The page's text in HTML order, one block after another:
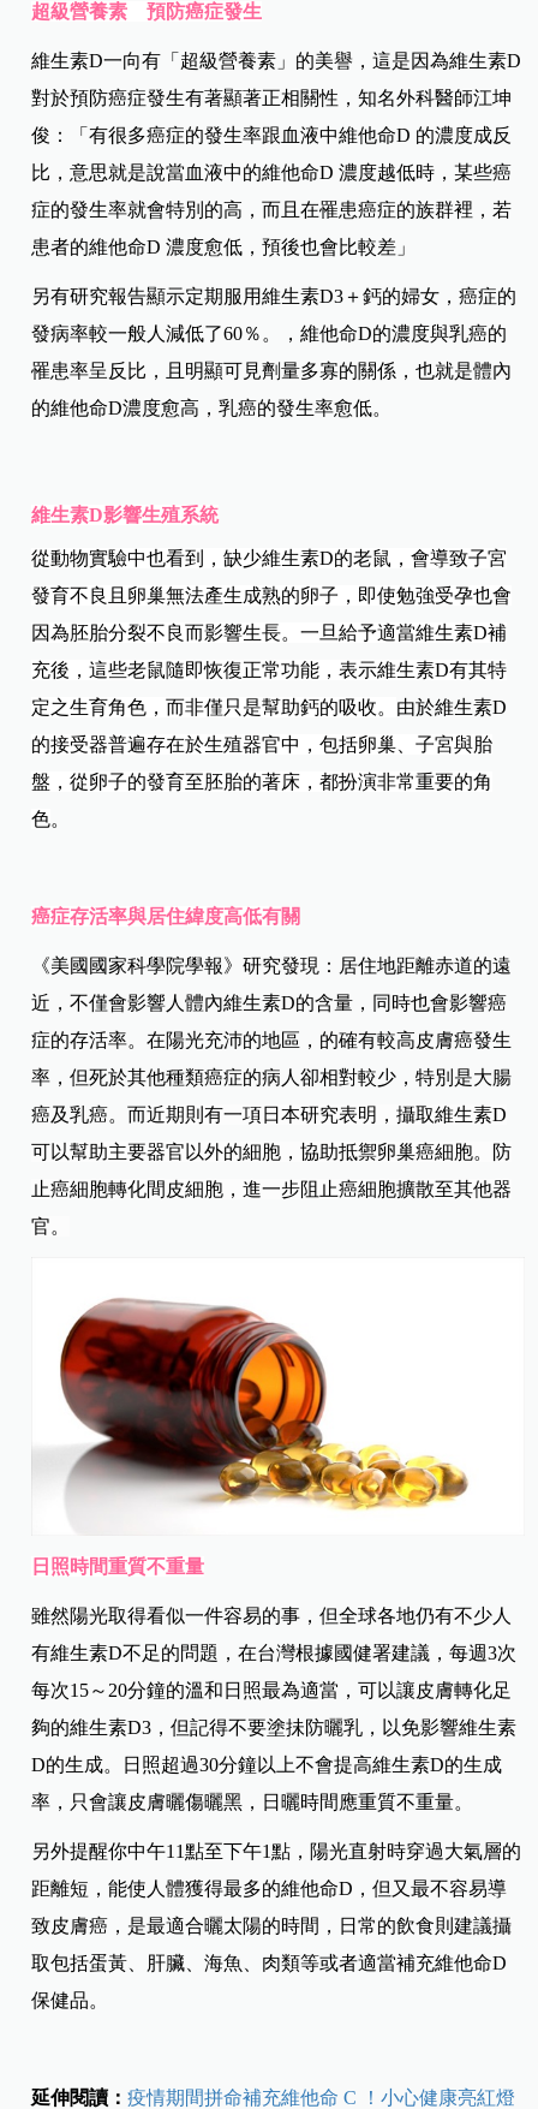
超級營養素 預防癌症發生
維生素D一向有「超級營養素」的美譽，這是因為維生素D
對於預防癌症發生有著顯著正相關性，知名外科醫師江坤
俊：「有很多癌症的發生率跟血液中維他命D 的濃度成反
比，意思就是說當血液中的維他命D 濃度越低時，某些癌
症的發生率就會特別的高，而且在罹患癌症的族群裡，若
患者的維他命D 濃度愈低，預後也會比較差」
另有研究報告顯示定期服用維生素D3＋鈣的婦女，癌症的
發病率較一般人減低了60％。，維他命D的濃度與乳癌的
罹患率呈反比，且明顯可見劑量多寡的關係，也就是體內
的維他命D濃度愈高，乳癌的發生率愈低。
維生素D影響生殖系統
從動物實驗中也看到，缺少維生素D的老鼠，會導致子宮
發育不良且卵巢無法產生成熟的卵子，即使勉強受孕也會
因為胚胎分裂不良而影響生長。一旦給予適當維生素D補
充後，這些老鼠隨即恢復正常功能，表示維生素D有其特
定之生育角色，而非僅只是幫助鈣的吸收。 由於維生素D
的接受器普遍存在於生殖器官中，包括卵巢、子宮與胎
盤，從卵子的發育至胚胎的著床，都扮演非常重要的角
色。
癌症存活率與居住緯度高低有關
《美國國家科學院學報》研究發現： 居住地距離赤道的遠
近，不僅會影響人體內維生素D的含量，同時也會影響癌
症的存活率。在陽光充沛的地區，的確有較高皮膚癌發生
率，但死於其他種類癌症的病人卻相對較少，特別是大腸
癌及乳癌。而近期則有一項日本研究表明，攝取維生素D
可以幫助主要器官以外的細胞，協助抵禦卵巢癌細胞。防
止癌細胞轉化間皮細胞 ，進一步阻止癌細胞擴散至其他器
官。
日照時間重質不重量
雖然陽光取得看似一件容易的事，但全球各地仍有不少人
有維生素D不足的問題，在台灣根據國健署建議，每週3次
每次15～20分鐘的溫和日照最為適當，可以讓皮膚轉化足
夠的維生素D3，但記得不要塗抺防曬乳，以免影響維生素
D的生成。日照超過30分鐘以上不會提高維生素D的生成
率，只會讓皮膚曬傷曬黑，日曬時間應重質不重量。
另外提醒你中午11點至下午1點，陽光直射時穿過大氣層的
距離短，能使人體獲得最多的維他命D，但又最不容易導
致皮膚癌，是最適合曬太陽的時間，日常的飲食則建議攝
取包括蛋黃、肝臟、海魚、肉類等或者適當補充維他命D
保健品。
延伸閱讀：疫情期間拼命補充維他命 C ！小心健康亮紅燈